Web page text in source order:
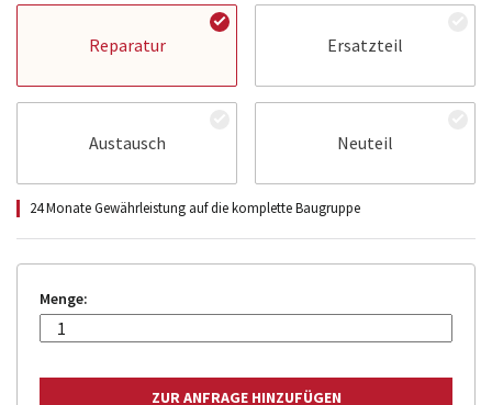
Reparatur Ersatzteil
Austausch Neuteil
24 Monate Gewährleistung auf die komplette Baugruppe
Menge: